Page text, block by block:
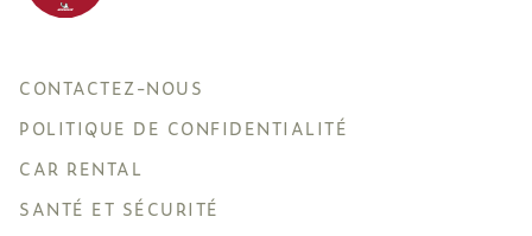
CONTACTEZ-NOUS
POLITIQUE DE CONFIDENTIALITÉ
CAR RENTAL
SANTÉ ET SÉCURITÉ